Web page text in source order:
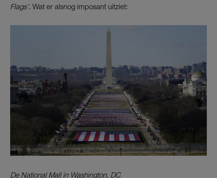
Flags’. Wat er alsnog imposant uitziet:
De National Mall in Washington, DC